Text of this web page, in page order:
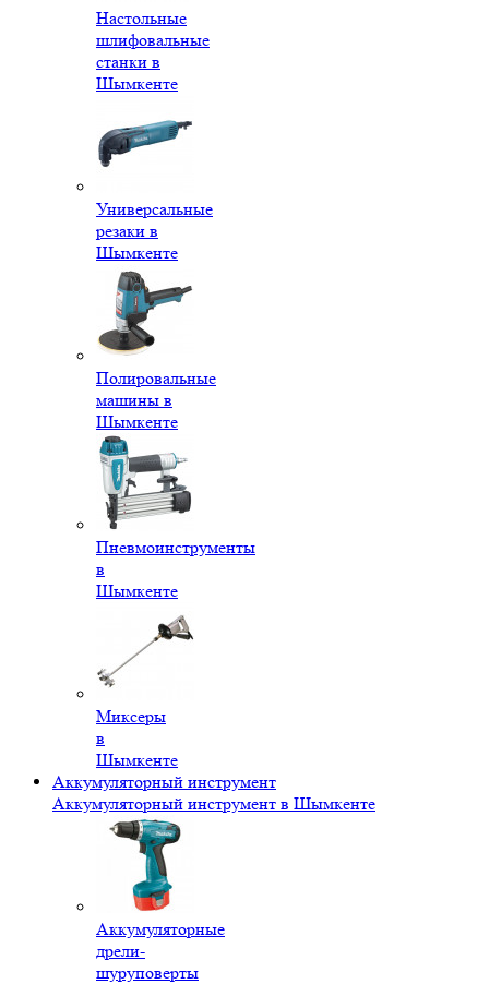
Настольные
шлифовальные
станки в
Шымкенте
Универсальные
резаки в
Шымкенте
Полировальные
машины в
Шымкенте
Пневмоинструменты
в
Шымкенте
Миксеры
в
Шымкенте
Аккумуляторный инструмент
Аккумуляторный инструмент в Шымкенте
Аккумуляторные
дрели-
шуруповерты